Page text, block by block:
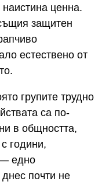
ценна.
защитен
естествено от
групите трудно
са по-
в общността,
години,
— едно
почти не